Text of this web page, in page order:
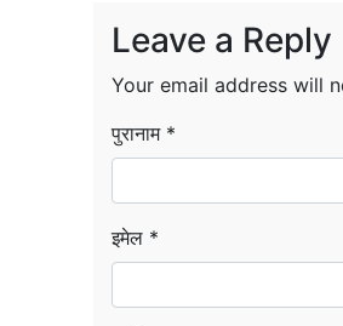
Leave a Reply
Your email address will
पुरानाम *
इमेल *